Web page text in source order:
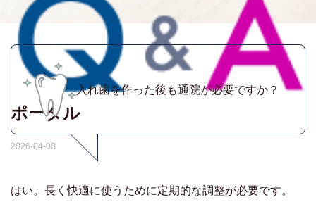
ポータル
入れ歯を作った後も通院が必要ですか？
2026-04-08
はい。長く快適に使うために定期的な調整が必要です。